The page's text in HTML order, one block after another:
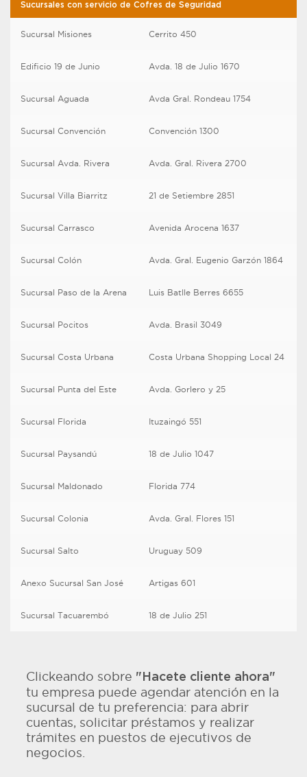
Sucursales con servicio de Cofres de Seguridad
Sucursal Misiones Cerrito 450
Edificio 19 de Junio Avda. 18 de Julio 1670
Sucursal Aguada Avda Gral. Rondeau 1754
Sucursal Convención Convención 1300
Sucursal Avda. Rivera Avda. Gral. Rivera 2700
Sucursal Villa Biarritz 21 de Setiembre 2851
Sucursal Carrasco Avenida Arocena 1637
Sucursal Colón Avda. Gral. Eugenio Garzón 1864
Sucursal Paso de la Arena Luis Batlle Berres 6655
Sucursal Pocitos Avda. Brasil 3049
Sucursal Costa Urbana Costa Urbana Shopping Local 24
Sucursal Punta del Este Avda. Gorlero y 25
Sucursal Florida Ituzaingó 551
Sucursal Paysandú 18 de Julio 1047
Sucursal Maldonado Florida 774
Sucursal Colonia Avda. Gral. Flores 151
Sucursal Salto Uruguay 509
Anexo Sucursal San José Artigas 601
Sucursal Tacuarembó 18 de Julio 251
Clickeando sobre "Hacete cliente ahora"
tu empresa puede agendar atención en la
sucursal de tu preferencia: para abrir
cuentas, solicitar préstamos y realizar
trámites en puestos de ejecutivos de
negocios.